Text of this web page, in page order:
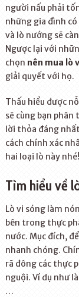
người nấu phải
những gia đình có
và lò nướng sẽ
Ngược lại với
chọn nên mua lò
giải quyết với họ.
Thấu hiểu được
sẽ cùng bạn phân
lời thỏa đáng
cách chính xác
hai loại lò này nhé!
Tìm hiểu về
Lò vi sóng làm
bên trong thực
nước. Mục đích,
nhanh chóng.
rã đông các thực
nguội. Ví dụ như
…